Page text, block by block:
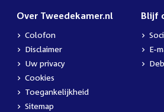
Over Tweedekamer.nl
Colofon
Disclaimer
Uw privacy
Cookies
Toegankelijkheid
Sitemap
Blijf
E-